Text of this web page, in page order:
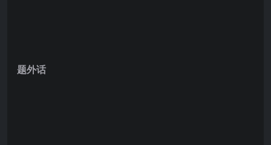
题外话